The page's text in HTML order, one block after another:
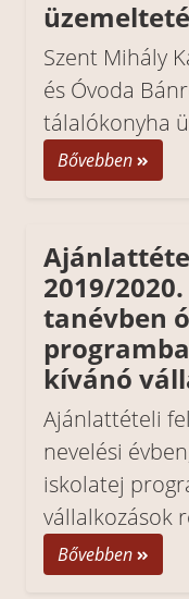
Szent Mihály
és Óvoda
tálalókonyha
Bővebben
2019/
tanévben
kívánó
Ajánlattételi
nevelési
iskolatej
vállalkozások
Bővebben